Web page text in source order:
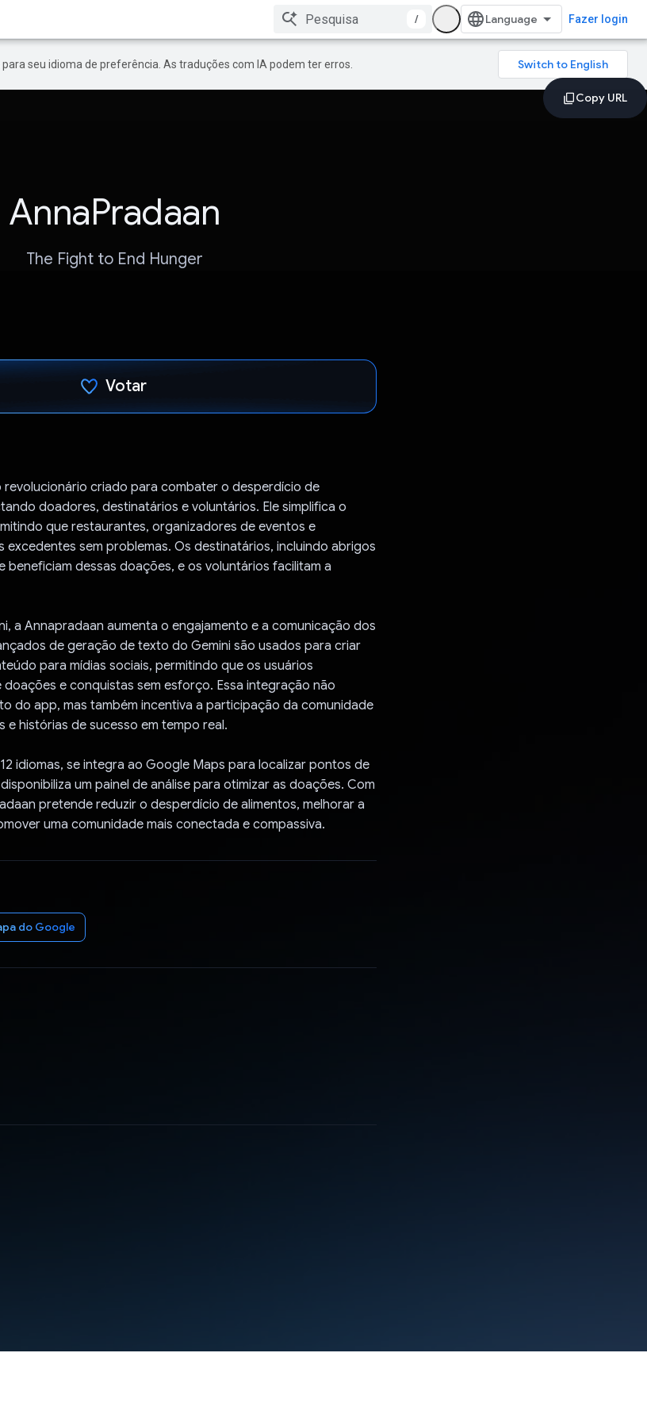
/ Fazer login
seu idioma de preferência. As traduções com IA podem ter erros.
AnnaPradaan
The Fight to End Hunger
Votar
revolucionário criado para combater o desperdício de
doadores, destinatários e voluntários. Ele simplifica o
que restaurantes, organizadores de eventos e
excedentes sem problemas. Os destinatários, incluindo abrigos
beneficiam dessas doações, e os voluntários facilitam a
a Annapradaan aumenta o engajamento e a comunicação dos
de geração de texto do Gemini são usados para criar
para mídias sociais, permitindo que os usuários
e conquistas sem esforço. Essa integração não
do app, mas também incentiva a participação da comunidade
histórias de sucesso em tempo real.
idiomas, se integra ao Google Maps para localizar pontos de
um painel de análise para otimizar as doações. Com
pretende reduzir o desperdício de alimentos, melhorar a
uma comunidade mais conectada e compassiva.
do Google